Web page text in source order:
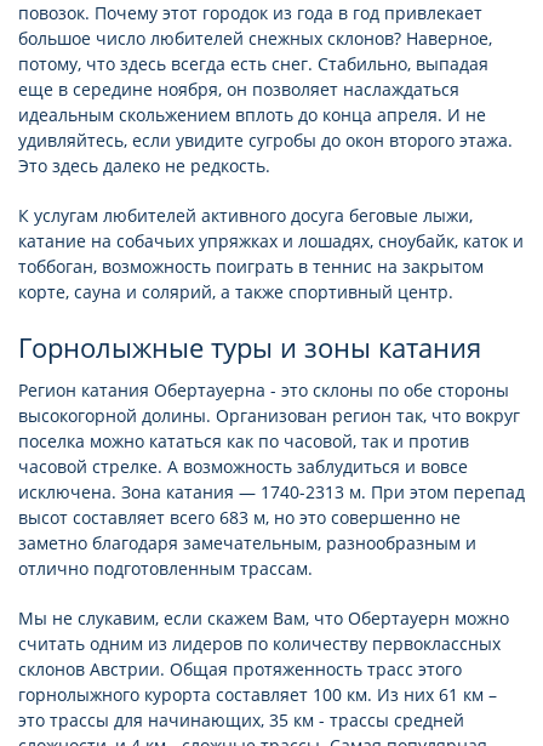
повозок. Почему этот городок из года в год привлекает
большое число любителей снежных склонов? Наверное,
потому, что здесь всегда есть снег. Стабильно, выпадая
еще в середине ноября, он позволяет наслаждаться
идеальным скольжением вплоть до конца апреля. И не
удивляйтесь, если увидите сугробы до окон второго этажа.
Это здесь далеко не редкость.
К услугам любителей активного досуга беговые лыжи,
катание на собачьих упряжках и лошадях, сноубайк, каток и
тоббоган, возможность поиграть в теннис на закрытом
корте, сауна и солярий, а также спортивный центр.
Горнолыжные туры и зоны катания
Регион катания Обертауерна - это склоны по обе стороны
высокогорной долины. Организован регион так, что вокруг
поселка можно кататься как по часовой, так и против
часовой стрелке. А возможность заблудиться и вовсе
исключена. Зона катания — 1740-2313 м. При этом перепад
высот составляет всего 683 м, но это совершенно не
заметно благодаря замечательным, разнообразным и
отлично подготовленным трассам.
Мы не слукавим, если скажем Вам, что Обертауерн можно
считать одним из лидеров по количеству первоклассных
склонов Австрии. Общая протяженность трасс этого
горнолыжного курорта составляет 100 км. Из них 61 км –
это трассы для начинающих, 35 км - трассы средней